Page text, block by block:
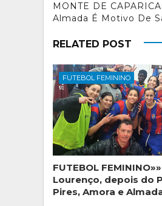
MONTE DE
Almada É Motivo De
RELATED POST
FUTEBOL FEMININO
FUTEBOL
Lourenço, depois do
Pires, Amora e